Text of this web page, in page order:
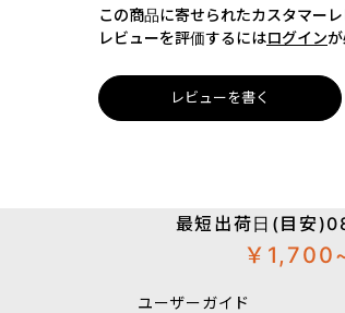
この商品に寄せられたカスタマー
レビューを評価するにはログインが
レビューを書く
最短出荷日(目安
￥
ユーザーガイド